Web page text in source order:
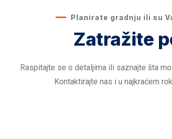
Planirate gradnju ili su
Zatražite
Raspitajte se o detaljima ili saznajte šta
Kontaktirajte nas i u najkraćem